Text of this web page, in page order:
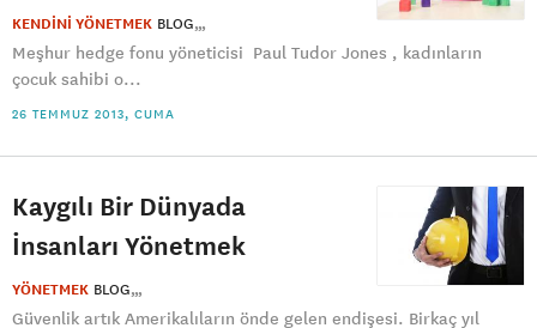
KENDİNİ YÖNETMEK BLOG
Meşhur hedge fonu yöneticisi Paul Tudor Jones , kadınların
çocuk sahibi o...
26 TEMMUZ 2013, CUMA
Kaygılı Bir Dünyada
İnsanları Yönetmek
YÖNETMEK BLOG
Güvenlik artık Amerikalıların önde gelen endişesi. Birkaç yıl